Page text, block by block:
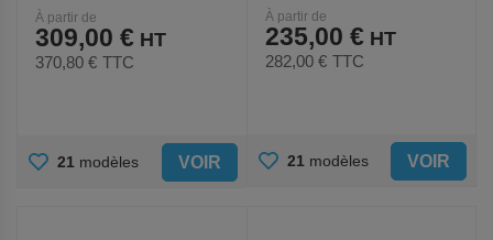
À partir de
309,00 €
370,80 € TTC
AJOUTER
21 modèles VOIR
À partir de
235,00 €
282,00 € TTC
AJOUTER
21 modèles VOIR